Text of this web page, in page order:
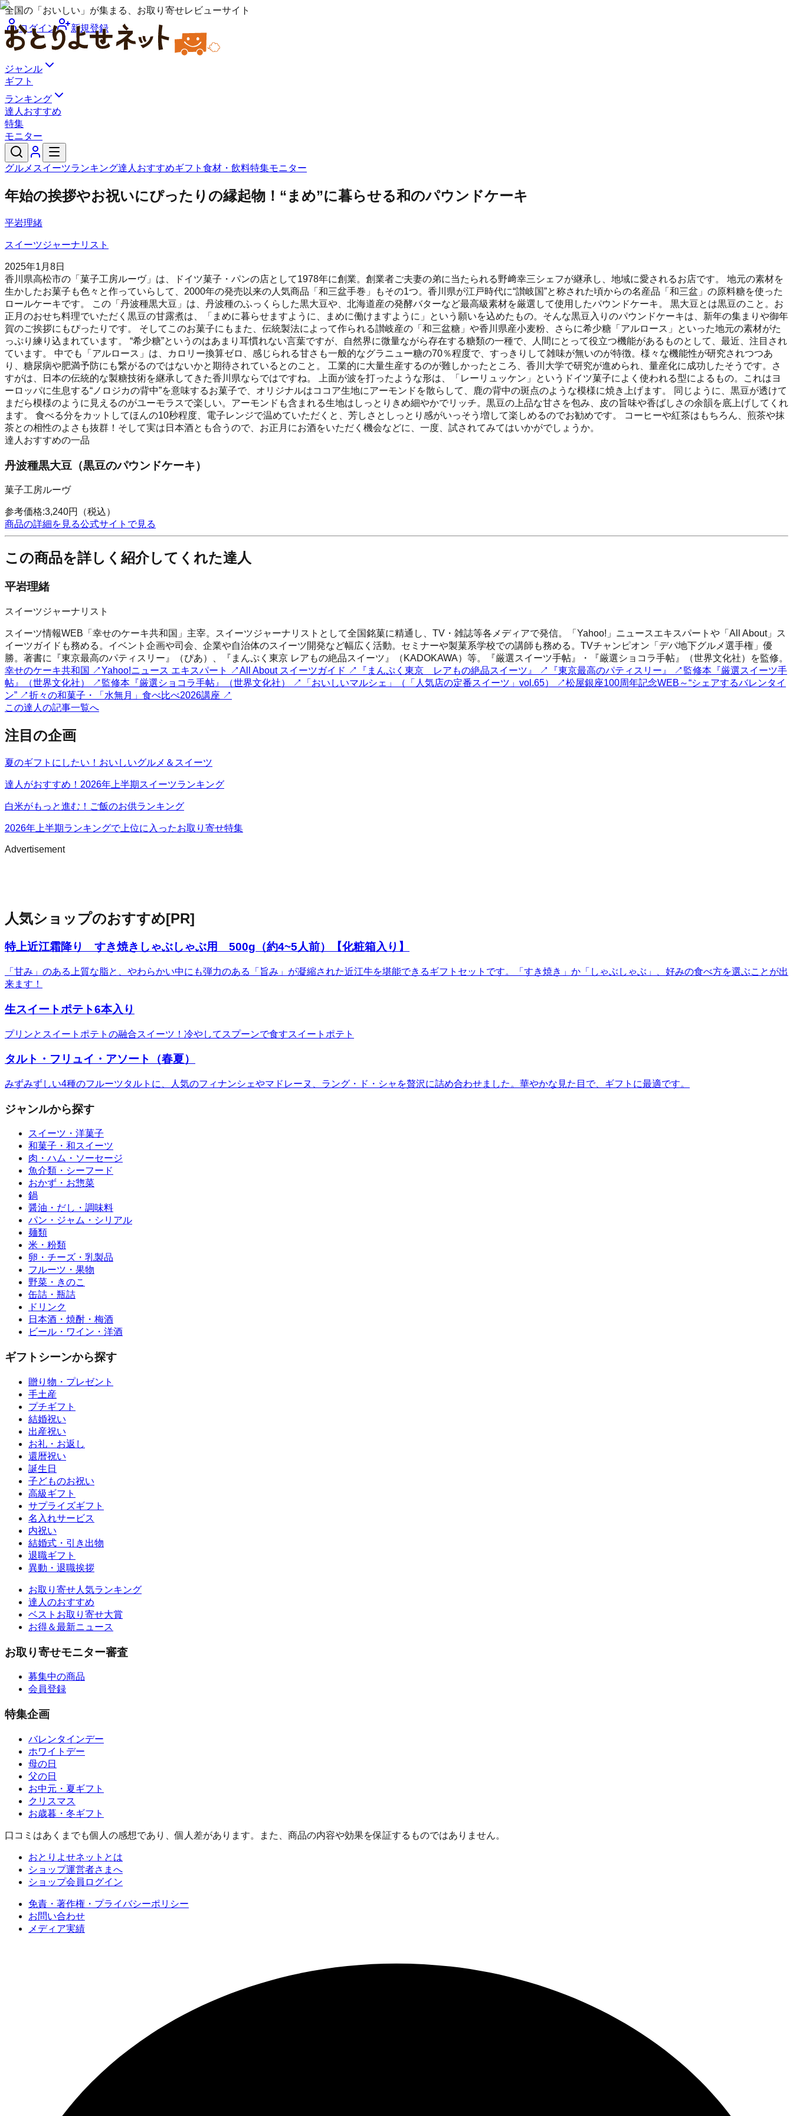
全国の「おいしい」が集まる、お取り寄せレビューサイト
ログイン
新規登録
ジャンル
ギフト
ランキング
達人おすすめ
特集
モニター
グルメ スイーツランキング達人おすすめギフト 食材・飲料特集モニター
年始の挨拶やお祝いにぴったりの縁起物！“まめ”に暮らせる和のパウンドケーキ
平岩理緒
スイーツジャーナリスト
2025年1月8日
香川県高松市の「菓子工房ルーヴ」は、ドイツ菓子・パンの店として1978年に創業。創業者ご夫妻の弟に当たられる野﨑幸三シェフが継承し、地域に愛されるお店です。 地元の素材を
生かしたお菓子も色々と作っていらして、2000年の発売以来の人気商品「和三盆手巻」もその1つ。香川県が江戸時代に“讃岐国”と称された頃からの名産品「和三盆」の原料糖を使った
ロールケーキです。 この「丹波種黒大豆」は、丹波種のふっくらした黒大豆や、北海道産の発酵バターなど最高級素材を厳選して使用したパウンドケーキ。 黒大豆とは黒豆のこと。お
正月のおせち料理でいただく黒豆の甘露煮は、「まめに暮らせますように、まめに働けますように」という願いを込めたもの。そんな黒豆入りのパウンドケーキは、新年の集まりや御年
賀のご挨拶にもぴったりです。 そしてこのお菓子にもまた、伝統製法によって作られる讃岐産の「和三盆糖」や香川県産小麦粉、さらに希少糖「アルロース」といった地元の素材がた
っぷり練り込まれています。 “希少糖”というのはあまり耳慣れない言葉ですが、自然界に微量ながら存在する糖類の一種で、人間にとって役立つ機能があるものとして、最近、注目され
ています。 中でも「アルロース」は、カロリー換算ゼロ、感じられる甘さも一般的なグラニュー糖の70％程度で、すっきりして雑味が無いのが特徴。様々な機能性が研究されつつあ
り、糖尿病や肥満予防にも繋がるのではないかと期待されているとのこと。 工業的に大量生産するのが難しかったところ、香川大学で研究が進められ、量産化に成功したそうです。さ
すがは、日本の伝統的な製糖技術を継承してきた香川県ならではですね。 上面が波を打ったような形は、「レーリュッケン」というドイツ菓子によく使われる型によるもの。これはヨ
ーロッパに生息する“ノロジカの背中”を意味するお菓子で、オリジナルはココア生地にアーモンドを散らして、鹿の背中の斑点のような模様に焼き上げます。 同じように、黒豆が透けて
まだら模様のように見えるのがユーモラスで楽しい。アーモンドも含まれる生地はしっとりきめ細やかでリッチ。黒豆の上品な甘さを包み、皮の旨味や香ばしさの余韻を底上げしてくれ
ます。 食べる分をカットしてほんの10秒程度、電子レンジで温めていただくと、芳しさとしっとり感がいっそう増して楽しめるのでお勧めです。 コーヒーや紅茶はもちろん、煎茶や抹
茶との相性のよさも抜群！そして実は日本酒とも合うので、お正月にお酒をいただく機会などに、一度、試されてみてはいかがでしょうか。
達人おすすめの一品
丹波種黒大豆（黒豆のパウンドケーキ）
菓子工房ルーヴ
参考価格:3,240円
（税込）
商品の詳細を見る公式サイトで見る
この商品を詳しく紹介してくれた達人
平岩理緒
スイーツジャーナリスト
スイーツ情報WEB「幸せのケーキ共和国」主宰。スイーツジャーナリストとして全国銘菓に精通し、TV・雑誌等各メディアで発信。「Yahoo!」ニュースエキスパートや「All About」ス
イーツガイドも務める。イベント企画や司会、企業や自治体のスイーツ開発など幅広く活動。セミナーや製菓系学校での講師も務める。TVチャンピオン「デパ地下グルメ選手権」優
勝。著書に『東京最高のパティスリー』（ぴあ）、『まんぷく東京 レアもの絶品スイーツ』（KADOKAWA）等。『厳選スイーツ手帖』・『厳選ショコラ手帖』（世界文化社）を監修。
幸せのケーキ共和国 ↗Yahoo!ニュース エキスパート ↗All About スイーツガイド ↗ 『まんぷく東京 レアもの絶品スイーツ』 ↗ 『東京最高のパティスリー』 ↗ 監修本『厳選スイーツ手
帖』（世界文化社）
↗ 監修本『厳選ショコラ手帖』（世界文化社） ↗ 「おいしいマルシェ」（「人気店の定番スイーツ」vol.65） ↗松屋銀座100周年記念WEB～“シェアするバレンタイ
ン” ↗折々の和菓子・「水無月」食べ比べ2026講座 ↗
この達人の記事一覧へ
注目の企画
夏のギフトにしたい！おいしいグルメ＆スイーツ
達人がおすすめ！2026年上半期スイーツランキング
白米がもっと進む！ご飯のお供ランキング
2026年上半期ランキングで上位に入ったお取り寄せ特集
Advertisement
人気ショップのおすすめ[PR]
特上近江霜降り すき焼きしゃぶしゃぶ用 500g（約4~5人前）【化粧箱入り】
「甘み」のある上質な脂と、やわらかい中にも弾力のある「旨み」が凝縮された近江牛を堪能できるギフトセットです。「すき焼き」か「しゃぶしゃぶ」、好みの食べ方を選ぶことが出
来ます！
生スイートポテト6本入り
プリンとスイートポテトの融合スイーツ！冷やしてスプーンで食すスイートポテト
タルト・フリュイ・アソート（春夏）
みずみずしい4種のフルーツタルトに、人気のフィナンシェやマドレーヌ、ラング・ド・シャを贅沢に詰め合わせました。華やかな見た目で、ギフトに最適です。
ジャンルから探す
スイーツ・洋菓子
和菓子・和スイーツ
肉・ハム・ソーセージ
魚介類・シーフード
おかず・お惣菜
鍋
醤油・だし・調味料
パン・ジャム・シリアル
麺類
米・粉類
卵・チーズ・乳製品
フルーツ・果物
野菜・きのこ
缶詰・瓶詰
ドリンク
日本酒・焼酎・梅酒
ビール・ワイン・洋酒
ギフトシーンから探す
贈り物・プレゼント
手土産
プチギフト
結婚祝い
出産祝い
お礼・お返し
還暦祝い
誕生日
子どものお祝い
高級ギフト
サプライズギフト
名入れサービス
内祝い
結婚式・引き出物
退職ギフト
異動・退職挨拶
お取り寄せ人気ランキング
達人のおすすめ
ベストお取り寄せ大賞
お得＆最新ニュース
お取り寄せモニター審査
募集中の商品
会員登録
特集企画
バレンタインデー
ホワイトデー
母の日
父の日
お中元・夏ギフト
クリスマス
お歳暮・冬ギフト
口コミはあくまでも個人の感想であり、個人差があります。また、商品の内容や効果を保証するものではありません。
おとりよせネットとは
ショップ運営者さまへ
ショップ会員ログイン
免責・著作権・プライバシーポリシー
お問い合わせ
メディア実績